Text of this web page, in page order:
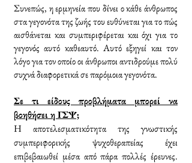
Συνεπώς, η ερμηνεία που δίνει ο κάθε άνθρωπος
στα γεγονότα της ζωής του ευθύνεται για το πώς
αισθάνεται και συμπεριφέρεται και όχι για το
γεγονός αυτό καθεαυτό. Αυτό εξηγεί και τον
λόγο για τον οποίο οι άνθρωποι αντιδρούμε πολύ
συχνά διαφορετικά σε παρόμοια γεγονότα.
Σε τι είδους προβλήματα μπορεί να
βοηθήσει η ΓΣΨ;
Η αποτελεσματικότητα της γνωστικής
συμπεριφορικής ψυχοθεραπείας έχει
επιβεβαιωθεί μέσα από πάρα πολλές έρευνες.